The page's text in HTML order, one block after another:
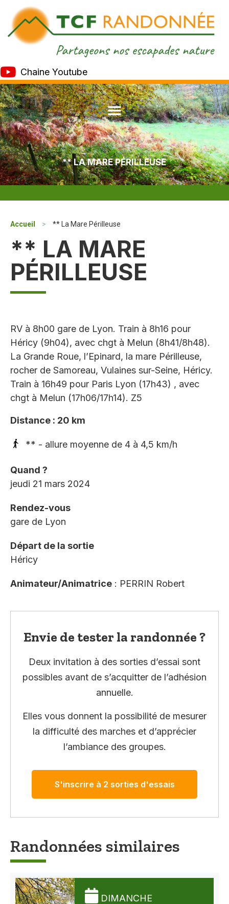
Chaine Youtube
** LA MARE PÉRILLEUSE
Accueil > ** La Mare Périlleuse
** LA MARE
PÉRILLEUSE
RV à 8h00 gare de Lyon. Train à 8h16 pour
Héricy (9h04), avec chgt à Melun (8h41/8h48).
La Grande Roue, l’Epinard, la mare Périlleuse,
rocher de Samoreau, Vulaines sur-Seine, Héricy.
Train à 16h49 pour Paris Lyon (17h43) , avec
chgt à Melun (17h06/17h14). Z5
Distance : 20 km
** - allure moyenne de 4 à 4,5 km/h
Quand ?
jeudi 21 mars 2024
Rendez-vous
gare de Lyon
Départ de la sortie
Héricy
Animateur/Animatrice : PERRIN Robert
Envie de tester la randonnée ?
Deux invitation à des sorties d’essai sont
possibles avant de s’acquitter de l’adhésion
annuelle.
Elles vous donnent la possibilité de mesurer
la difficulté des marches et d’apprécier
l’ambiance des groupes.
S'inscrire à 2 sorties d'essais
Randonnées similaires
DIMANCHE